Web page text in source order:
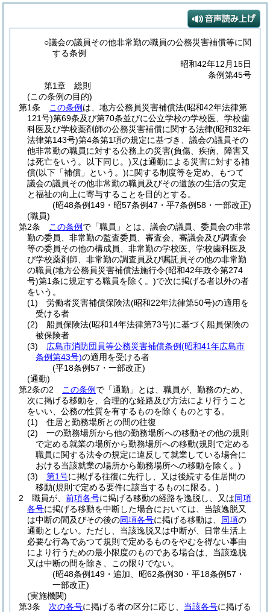
○議会の議員その他非常勤の職員の公務災害補償等に関
する条例
昭和42年12月15日
条例第45号
第1章
総則
(この条例の目的)
第1条
この条例 は、地方公務員災害補償法(昭和42年法律第
121号)第69条及び第70条並びに公立学校の学校医、学校歯
科医及び学校薬剤師の公務災害補償に関する法律(昭和32年
法律第143号)第4条第1項の規定に基づき、議会の議員その
他非常勤の職員に対する公務上の災害(負傷、疾病、障害又
は死亡をいう。以下同じ。)又は通勤による災害に対する補
償(以下「補償」という。)に関する制度等を定め、もつて
議会の議員その他非常勤の職員及びその遺族の生活の安定
と福祉の向上に寄与することを目的とする。
(昭48条例149・昭57条例47・平7条例58・一部改正)
(職員)
第2条
この条例 で「職員」とは、議会の議員、委員会の非常
勤の委員、非常勤の監査委員、審査会、審議会及び調査会
等の委員その他の構成員、非常勤の学校医、学校歯科医及
び学校薬剤師、非常勤の調査員及び嘱託員その他の非常勤
の職員(地方公務員災害補償法施行令(昭和42年政令第274
号)第1条に規定する職員を除く。)で次に掲げる者以外の者
をいう。
(1)
労働者災害補償保険法(昭和22年法律第50号)の適用を
受ける者
(2)
船員保険法(昭和14年法律第73号)に基づく船員保険の
被保険者
(3)
広島市消防団員等公務災害補償条例(昭和41年広島市
条例第43号)の適用を受ける者
(平18条例57・一部改正)
(通勤)
第2条の2
この条例 で「通勤」とは、職員が、勤務のため、
次に掲げる移動を、合理的な経路及び方法により行うこと
をいい、公務の性質を有するものを除くものとする。
(1)
住居と勤務場所との間の往復
(2)
一の勤務場所から他の勤務場所への移動その他の規則
で定める就業の場所から勤務場所への移動(規則で定める
職員に関する法令の規定に違反して就業している場合に
おける当該就業の場所から勤務場所への移動を除く。)
(3)
第1号に掲げる往復に先行し、又は後続する住居間の
移動(規則で定める要件に該当するものに限る。)
2
職員が、 前項各号に掲げる移動の経路を逸脱し、又は同項
各号に掲げる移動を中断した場合においては、当該逸脱又
は中断の間及びその後の同項各号に掲げる移動は、 同項の
通勤としない。 ただし、当該逸脱又は中断が、日常生活上
必要な行為であつて規則で定めるものをやむを得ない事由
により行うための最小限度のものである場合は、当該逸脱
又は中断の間を除き、この限りでない。
(昭48条例149・追加、昭62条例30・平18条例57・
一部改正)
(実施機関)
第3条
次の各号に掲げる者の区分に応じ、 当該各号に掲げる